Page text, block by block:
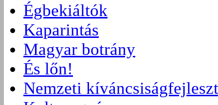
Égbekiáltók
Kaparintás
Magyar botrány
És lőn!
Nemzeti